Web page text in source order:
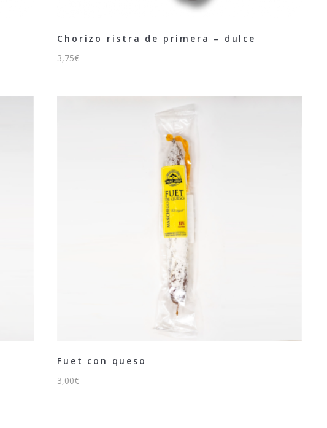
Chorizo ristra de primera – dulce
3,75€
Fuet con queso
3,00€